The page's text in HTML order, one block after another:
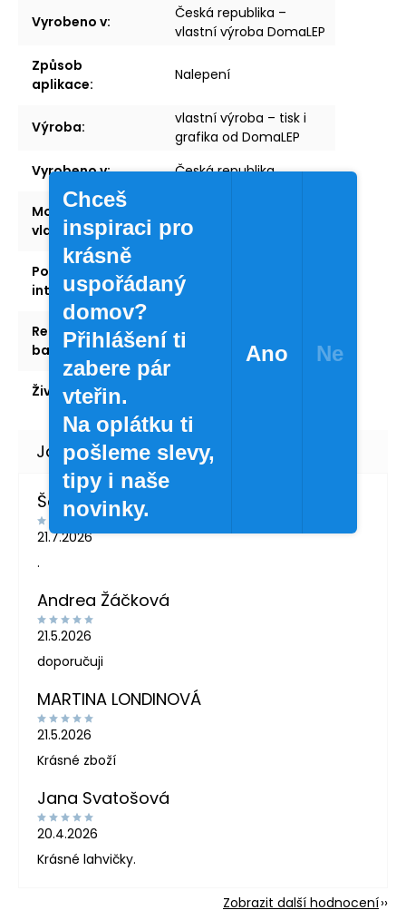
Vyrobeno v:
Česká republika –
vlastní výroba DomaLEP
Způsob
aplikace:
Nalepení
Výroba:
vlastní výroba – tisk i
grafika od DomaLEP
Vyrobeno v: Česká republika
Možnost
vlastního textu:
ano
Použití
interiér/exteriér:
interiér
Recyklovatelné
balení
ano
Životnost:
Šárka Švábová
21.7.2026
.
Andrea Žáčková
21.5.2026
doporučuji
MARTINA LONDINOVÁ
21.5.2026
Krásné zboží
Jana Svatošová
20.4.2026
Krásné lahvičky.
Zobrazit další hodnocení
Chceš
inspiraci pro
krásně
uspořádaný
domov?
Přihlášení ti
zabere pár
vteřin.
Na oplátku ti
pošleme slevy,
tipy i naše
novinky.
Ano Ne